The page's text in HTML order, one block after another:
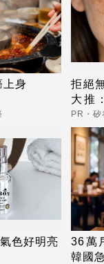
上身
拒絕
大推
內而
PR・矽
色好明亮
36萬
韓國